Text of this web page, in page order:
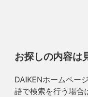
お探しの内容は
DAIKENホームペー
語で検索を行う場合